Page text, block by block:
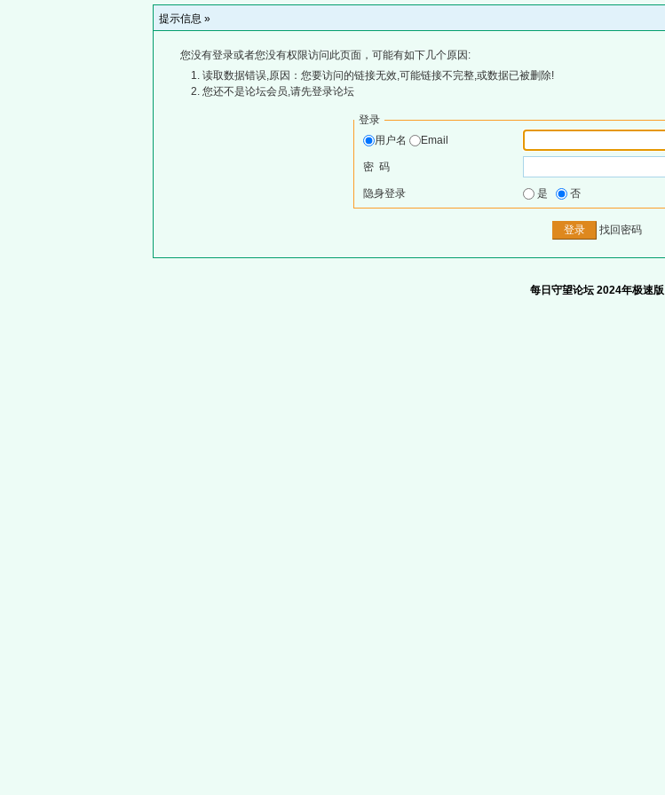
提示信息 »
您没有登录或者您没有权限访问此页面，可能有如下几个原因:
读取数据错误,原因：您要访问的链接无效,可能链接不完整,或数据已被删除!
您还不是论坛会员,请先登录论坛
登录
用户名
Email
密 码
隐身登录 是 否
找回密码
每日守望论坛 2024年极速版